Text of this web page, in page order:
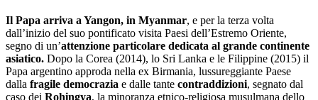
Il Papa arriva a Yangon, in Myanmar, e per la terza volta
dall’inizio del suo pontificato visita Paesi dell’Estremo Oriente,
segno di un’attenzione particolare dedicata al grande continente
asiatico. Dopo la Corea (2014), lo Sri Lanka e le Filippine (2015) il
Papa argentino approda nella ex Birmania, lussureggiante Paese
dalla fragile democrazia e dalle tante contraddizioni, segnato dal
caso dei Rohingya, la minoranza etnico-religiosa musulmana dello